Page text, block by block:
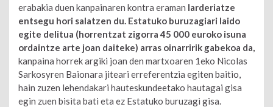
erabakia duen kanpainaren kontra eraman larderiatze
entsegu hori salatzen du. Estatuko buruzagiari laido
egite delitua (horrentzat zigorra 45 000 euroko isuna
ordaintze arte joan daiteke) arras oinarririk gabekoa da,
kanpaina horrek argiki joan den martxoaren 1eko Nicolas
Sarkosyren Baionara jiteari erreferentzia egiten baitio,
hain zuzen lehendakari hauteskundeetako hautagai gisa
egin zuen bisita bati eta ez Estatuko buruzagi gisa.